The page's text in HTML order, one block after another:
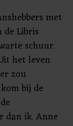
met
de Libris
schuur.
het leven
zou
bij de
dan ik. Anne